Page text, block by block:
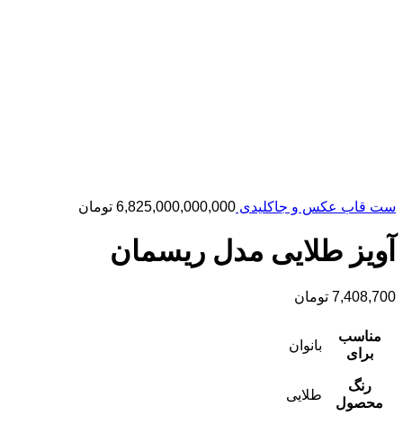
ست قاب عکس و جاکلیدی 6,825,000,000,000 تومان
آویز طلایی مدل ریسمان
7,408,700 تومان
مناسب
برای
بانوان
رنگ
محصول
طلایی